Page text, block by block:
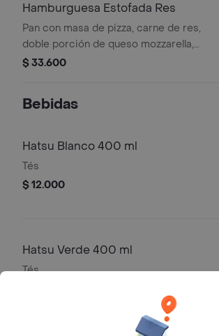
Hamburguesa Estofada Res
Pan con masa de pizza, carne de res,
doble porción de queso mozzarella,
jamón, vegetales y salsa de la casa
$ 33.600
Bebidas
Hatsu Blanco 400 ml
Tés
$ 12.000
Hatsu Verde 400 ml
Tés